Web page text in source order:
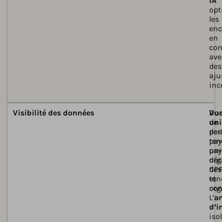
les
en
des
Visibilité des données
de
des
des
et
L’